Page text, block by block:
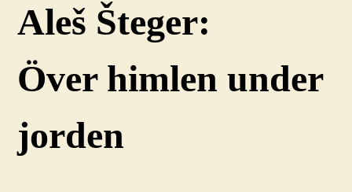
Aleš Šteger:
Över himlen under
jorden